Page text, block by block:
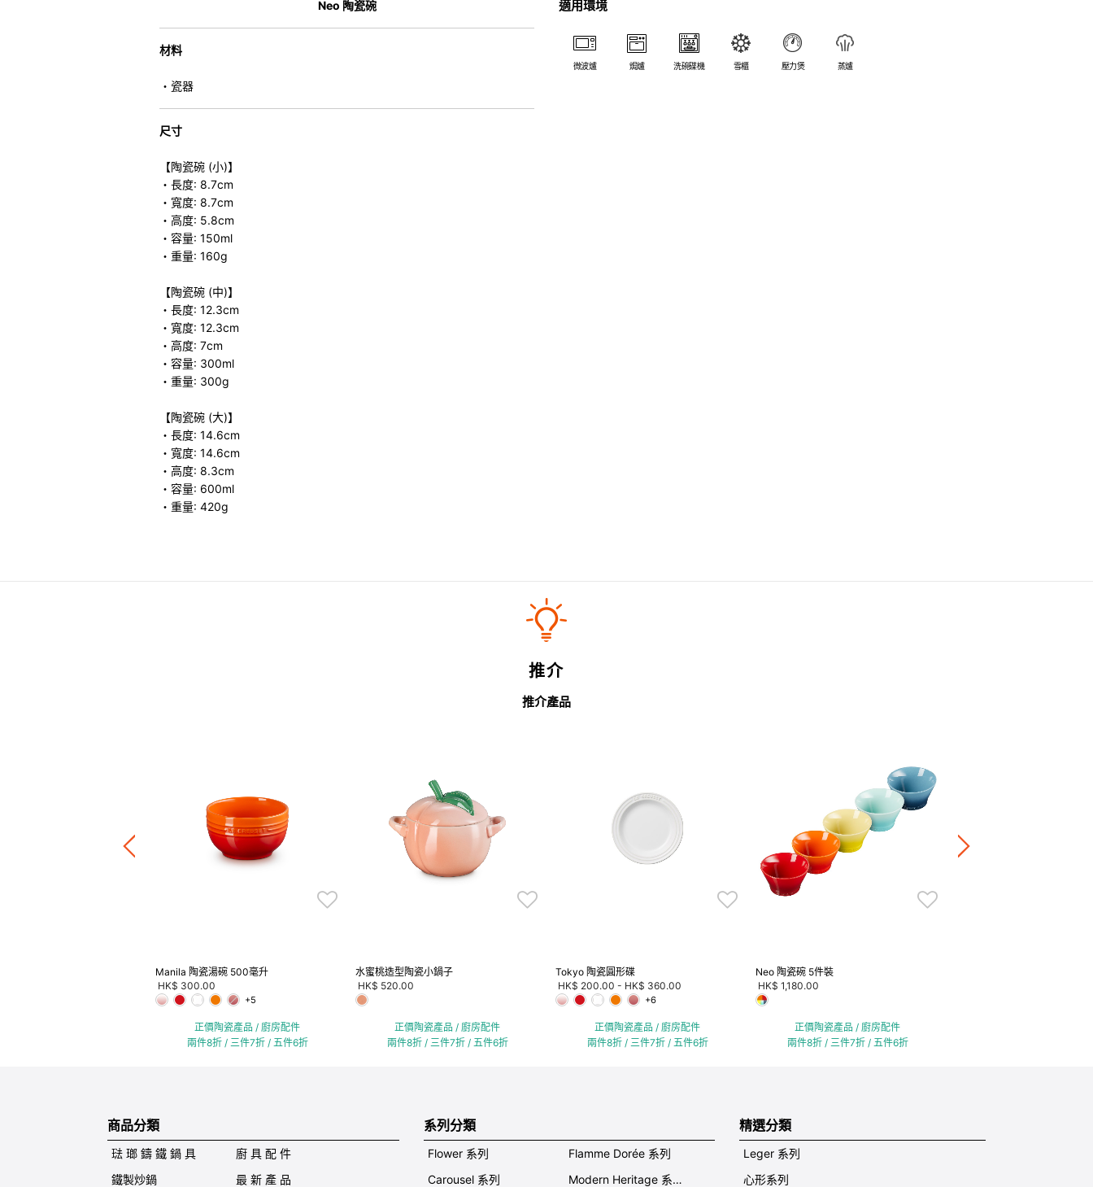
• 即使經常使用亦不會容易吸取食物氣味。
*不可直接用於熱源上
Neo 陶瓷碗
材料
・瓷器
尺寸
【陶瓷碗 (小)】
・長度: 8.7cm
・寬度: 8.7cm
・高度: 5.8cm
・容量: 150ml
・重量: 160g
【陶瓷碗 (中)】
・長度: 12.3cm
・寬度: 12.3cm
・高度: 7cm
・容量: 300ml
・重量: 300g
【陶瓷碗 (大)】
・長度: 14.6cm
・寬度: 14.6cm
・高度: 8.3cm
・容量: 600ml
・重量: 420g
適用環境
微波爐 焗爐 洗碗碟機 雪櫃 壓力煲 蒸爐
推介
推介產品
Manila 陶瓷湯碗 500毫升
HK$ 300.00
+5
正價陶瓷產品 / 廚房配件
兩件8折 / 三件7折 / 五件6折
水蜜桃造型陶瓷小鍋子
HK$ 520.00
正價陶瓷產品 / 廚房配件
兩件8折 / 三件7折 / 五件6折
Tokyo 陶瓷圓形碟
HK$ 200.00 - HK$ 360.00
+6
正價陶瓷產品 / 廚房配件
兩件8折 / 三件7折 / 五件6折
Neo 陶瓷碗 5件裝
HK$ 1,180.00
正價陶瓷產品 / 廚房配件
兩件8折 / 三件7折 / 五件6折
商品分類
琺 瑯 鑄 鐵 鍋 具
鐵製炒鍋
廚 具 配 件
最 新 產 品
系列分類
Flower 系列
Carousel 系列
Flamme Dorée 系列
Modern Heritage 系列
精選分類
Leger 系列
心形系列